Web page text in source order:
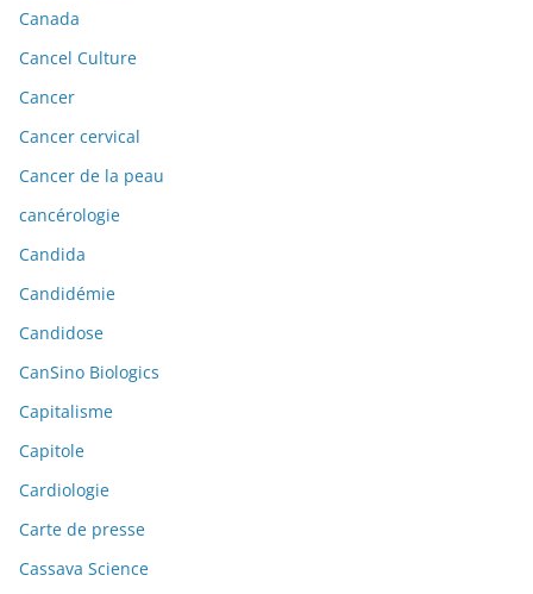
Canada
Cancel Culture
Cancer
Cancer cervical
Cancer de la peau
cancérologie
Candida
Candidémie
Candidose
CanSino Biologics
Capitalisme
Capitole
Cardiologie
Carte de presse
Cassava Science